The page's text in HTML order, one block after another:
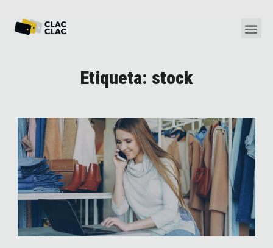
Etiqueta: stock